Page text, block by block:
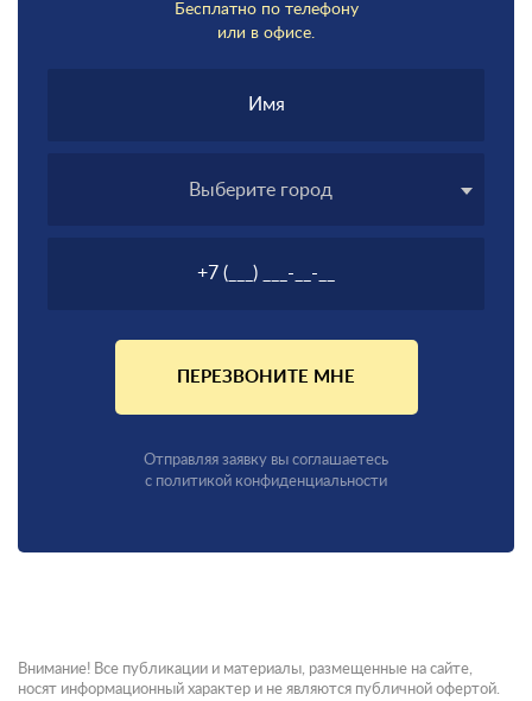
Бесплатно по телефону
или в офисе.
Выберите город
ПЕРЕЗВОНИТЕ МНЕ
Отправляя заявку вы соглашаетесь
с политикой конфиденциальности
Внимание! Все публикации и материалы, размещенные на сайте,
носят информационный характер и не являются публичной офертой.